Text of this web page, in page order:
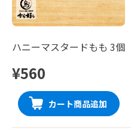
ハニーマスタードもも 3個
¥560
カート商品追加